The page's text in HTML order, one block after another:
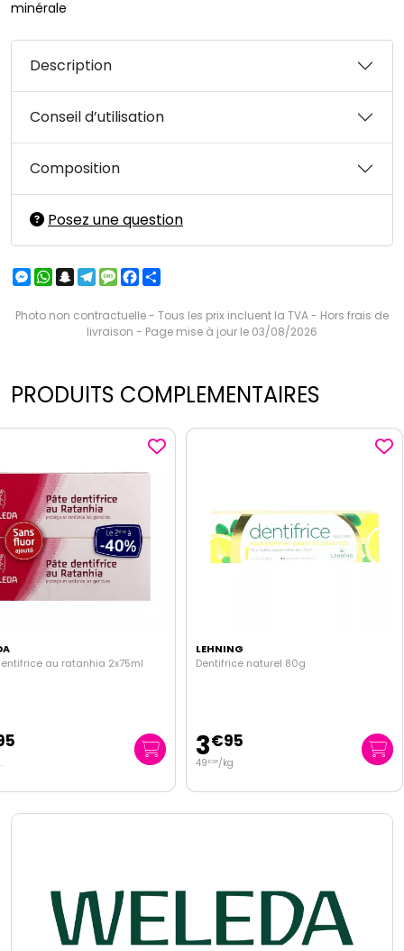
minérale
Description
Conseil d’utilisation
Composition
Posez une question
Messenger
WhatsApp
Snapchat
Telegram
MessageFacebook
Photo non contractuelle - Tous les prix incluent la TVA - Hors frais de
livraison - Page mise à jour le 03/08/2026
PRODUITS COMPLEMENTAIRES
au ratanhia 2x75ml
LEHNING
Dentifrice naturel 80g
3€95
49€38/kg